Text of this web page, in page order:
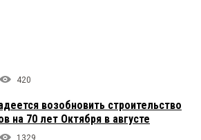
420
возобновить строительство
на 70 лет Октября в августе
1329